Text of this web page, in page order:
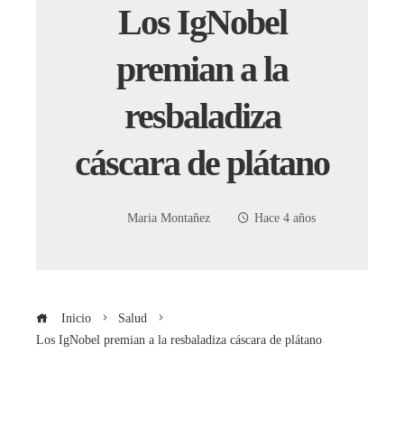
Los IgNobel
premian a la
resbaladiza
cáscara de plátano
Maria Montañez Hace 4 años
Inicio
Salud
Los IgNobel premian a la resbaladiza cáscara de plátano